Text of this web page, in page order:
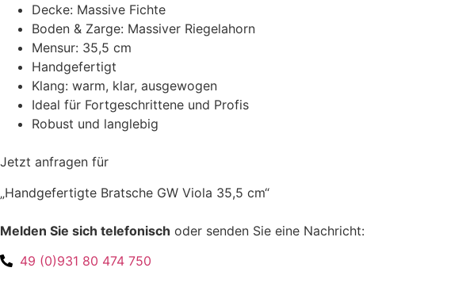
Decke: Massive Fichte
Boden & Zarge: Massiver Riegelahorn
Mensur: 35,5 cm
Handgefertigt
Klang: warm, klar, ausgewogen
Ideal für Fortgeschrittene und Profis
Robust und langlebig
Jetzt anfragen für
„Handgefertigte Bratsche GW Viola 35,5 cm“
Melden Sie sich telefonisch oder senden Sie eine Nachricht:
49 (0)931 80 474 750